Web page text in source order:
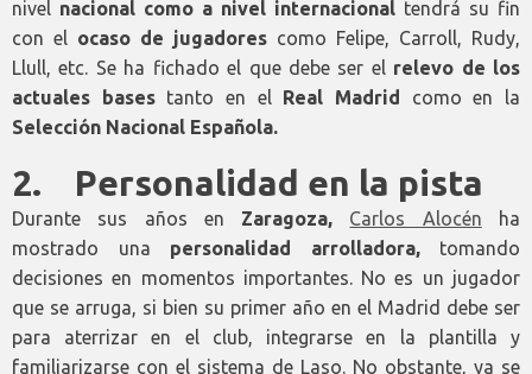
nivel nacional como a nivel internacional tendrá su fin
con el ocaso de jugadores como Felipe, Carroll, Rudy,
Llull, etc. Se ha fichado el que debe ser el relevo de los
actuales basestanto en el Real Madrid
como en la
Selección Nacional Española.
2. Personalidad en la pista
Durante sus años en Zaragoza, Carlos Alocén ha
mostrado una personalidad arrolladora,tomando
decisiones en momentos importantes. No es un jugador
que se arruga, si bien su primer año en el Madrid debe ser
para aterrizar en el club, integrarse en la plantilla y
familiarizarse con el sistema de Laso. No obstante, ya se